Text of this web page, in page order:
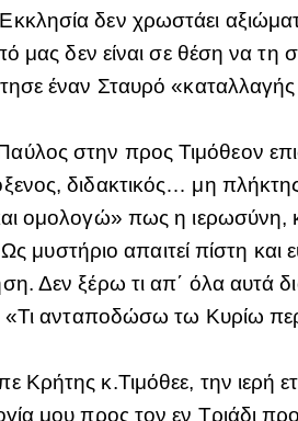
δεν χρωστάει
μας δεν είναι σε θέση να
έναν Σταυρό
στην προς Τιμόθεον
διδακτικός… μη
ομολογώ» πως η ιερωσύνη,
μυστήριο απαιτεί πίστη
Δεν ξέρω τι απ΄ όλα
«Τι ανταποδώσω τω Κυρίω
Κρήτης κ.Τιμόθεε, την
μου προς τον εν Τριάδι